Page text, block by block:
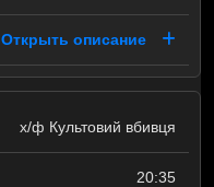
Открыть описание
х/ф Культовий вбивця
20:35